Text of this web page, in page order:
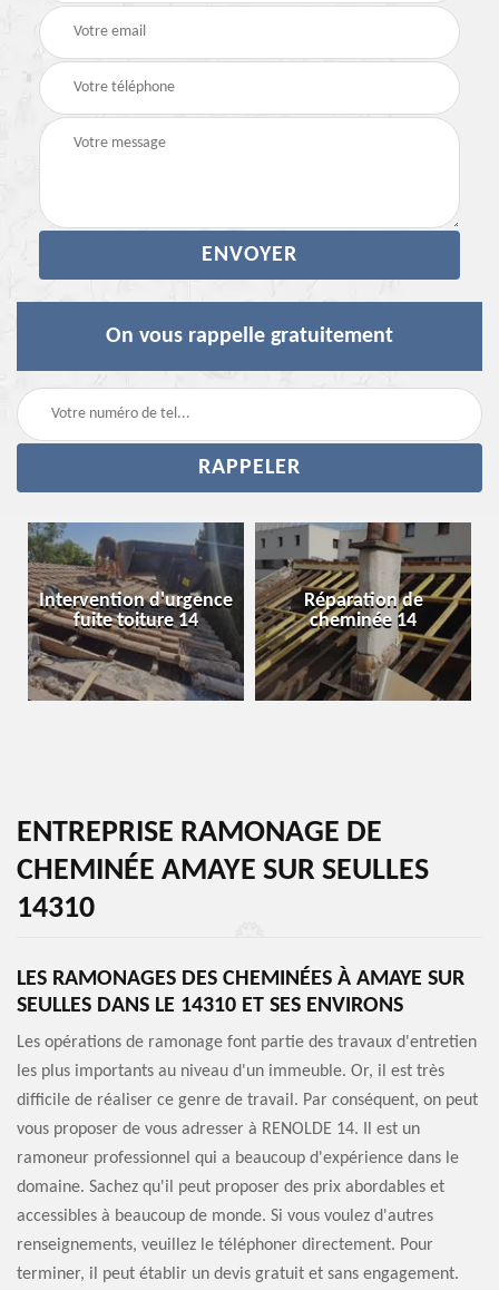
On vous rappelle gratuitement
Intervention d'urgence
fuite toiture 14
Réparation de
cheminée 14
ENTREPRISE RAMONAGE DE
CHEMINÉE AMAYE SUR SEULLES
14310
LES RAMONAGES DES CHEMINÉES À AMAYE SUR
SEULLES DANS LE 14310 ET SES ENVIRONS
Les opérations de ramonage font partie des travaux d'entretien
les plus importants au niveau d'un immeuble. Or, il est très
difficile de réaliser ce genre de travail. Par conséquent, on peut
vous proposer de vous adresser à RENOLDE 14. Il est un
ramoneur professionnel qui a beaucoup d'expérience dans le
domaine. Sachez qu'il peut proposer des prix abordables et
accessibles à beaucoup de monde. Si vous voulez d'autres
renseignements, veuillez le téléphoner directement. Pour
terminer, il peut établir un devis gratuit et sans engagement.